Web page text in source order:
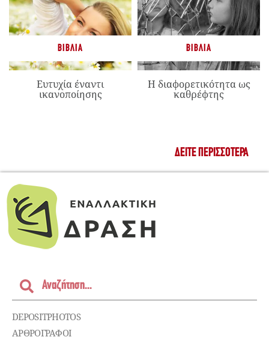
ΒΙΒΛΊΑ
Ευτυχία έναντι
ικανοποίησης
ΒΙΒΛΊΑ
Η διαφορετικότητα ως
καθρέφτης
ΔΕΊΤΕ ΠΕΡΙΣΣΌΤΕΡΑ
DEPOSITPHOTOS
ΑΡΘΡΟΓΡΑΦΟΙ